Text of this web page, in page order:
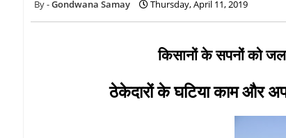
Gondwana Samay Thursday, April 11, 2019
किसानों के सपनों को
ठेकेदारों के घटिया काम और